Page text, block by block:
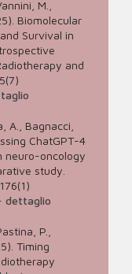
M.,
Biomolecular
Survival in
and
A., Bagnacci,
ChatGPT-4
neuro-oncology
study.
dettaglio
P.,
Timing